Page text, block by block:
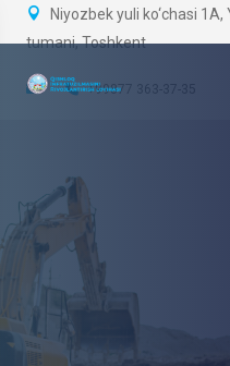
Niyozbek yuli ko‘chasi 1A,
tumani, Toshkent
+99877 363-37-35